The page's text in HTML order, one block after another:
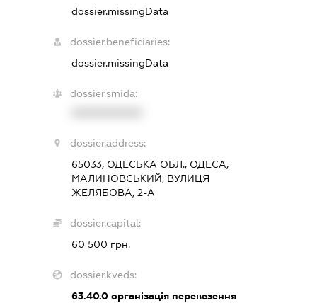
dossier.missingData
dossier.beneficiaries:
dossier.missingData
dossier.smida:
dossier.address:
65033, ОДЕСЬКА ОБЛ., ОДЕСА,
МАЛИНОВСЬКИЙ, ВУЛИЦЯ
ЖЕЛЯБОВА, 2-А
dossier.capital:
60 500 грн.
dossier.kveds:
63.40.0організація перевезення